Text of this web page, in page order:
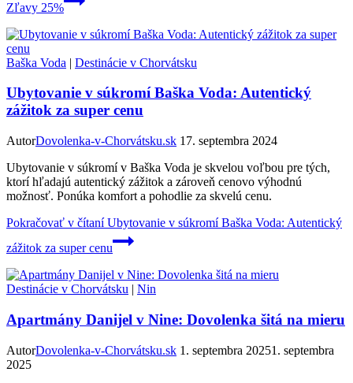
Zľavy 25%
Baška Voda | Destinácie v Chorvátsku
Ubytovanie v súkromí Baška Voda: Autentický
zážitok za super cenu
AutorDovolenka-v-Chorvátsku.sk 17. septembra 2024
Ubytovanie v súkromí v Baška Voda je skvelou voľbou pre tých,
ktorí hľadajú autentický zážitok a zároveň cenovo výhodnú
možnosť. Ponúka komfort a pohodlie za skvelú cenu.
Pokračovať v čítaníUbytovanie v súkromí Baška Voda: Autentický
zážitok za super cenu
Destinácie v Chorvátsku | Nin
Apartmány Danijel v Nine: Dovolenka šitá na mieru
AutorDovolenka-v-Chorvátsku.sk 1. septembra 20251. septembra
2025